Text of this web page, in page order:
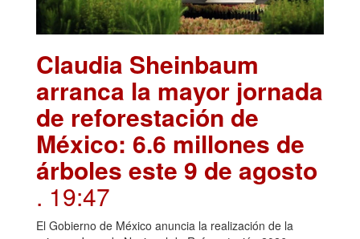
Claudia Sheinbaum
arranca la mayor jornada
de reforestación de
México: 6.6 millones de
árboles este 9 de agosto
. 19:47
El Gobierno de México anuncia la realización de la